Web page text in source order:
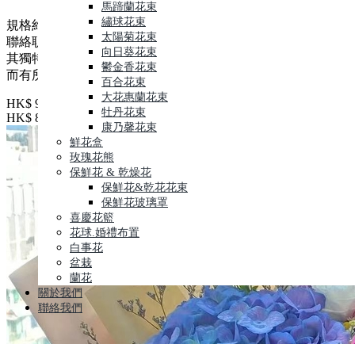
馬蹄蘭花束
繡球花束
太陽菊花束
向日葵花束
鬱金香花束
百合花束
大花惠蘭花束
牡丹花束
康乃馨花束
鮮花盒
玫瑰花熊
保鮮花 & 乾燥花
保鮮花&乾花花束
保鮮花玻璃罩
喜慶花籃
花球.婚禮布置
白事花
盆栽
蘭花
關於我們
聯絡我們
規格約:60*42cm 不包括花紙, 鮮花束,可調整主花及花紙顏色請
聯絡职員,每件花藝品由人手製作,鮮花材屬自然產物,每枝都有
其獨特的型態,及顏色的差異, 襯花及葉亦會受季節及市場供貨
而有所調整, 所以圖片僅作參考
HK$ 999
HK$ 899